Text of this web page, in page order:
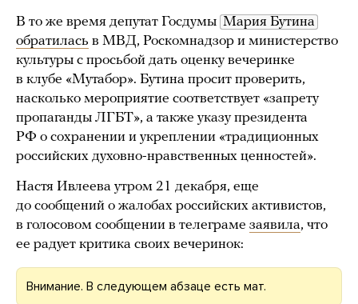
В то же время депутат Госдумы Мария Бутина
обратилась в МВД, Роскомнадзор и министерство
культуры с просьбой дать оценку вечеринке
в клубе «Мутабор». Бутина просит проверить,
насколько мероприятие соответствует «запрету
пропаганды ЛГБТ», а также указу президента
РФ о сохранении и укреплении «традиционных
российских духовно-нравственных ценностей».
Настя Ивлеева утром 21 декабря, еще
до сообщений о жалобах российских активистов,
в голосовом сообщении в телеграме заявила, что
ее радует критика своих вечеринок:
Внимание. В следующем абзаце есть мат.